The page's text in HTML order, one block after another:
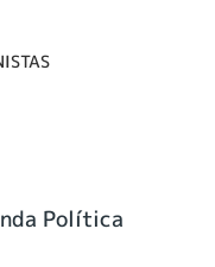
Política